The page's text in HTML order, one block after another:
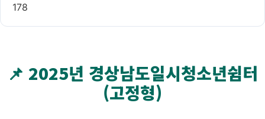
178
📌 2025년 경상남도일시청소년쉼터
(고정형)